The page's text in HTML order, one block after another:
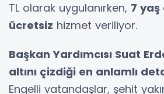
TL olarak uygulanırken, 7 yaş
ücretsiz hizmet veriliyor.
Başkan Yardımcısı Suat
altını çizdiği en anlamlı
Engelli vatandaşlar, şehit